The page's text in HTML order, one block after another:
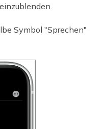
Symbol "Sprechen"